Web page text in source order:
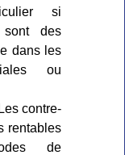
si
des
dans les
ou
contre-
rentables
de